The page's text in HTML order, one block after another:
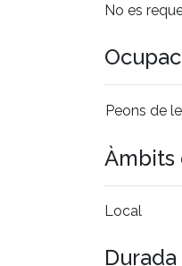
No es
Peons de
Àmbits
Local